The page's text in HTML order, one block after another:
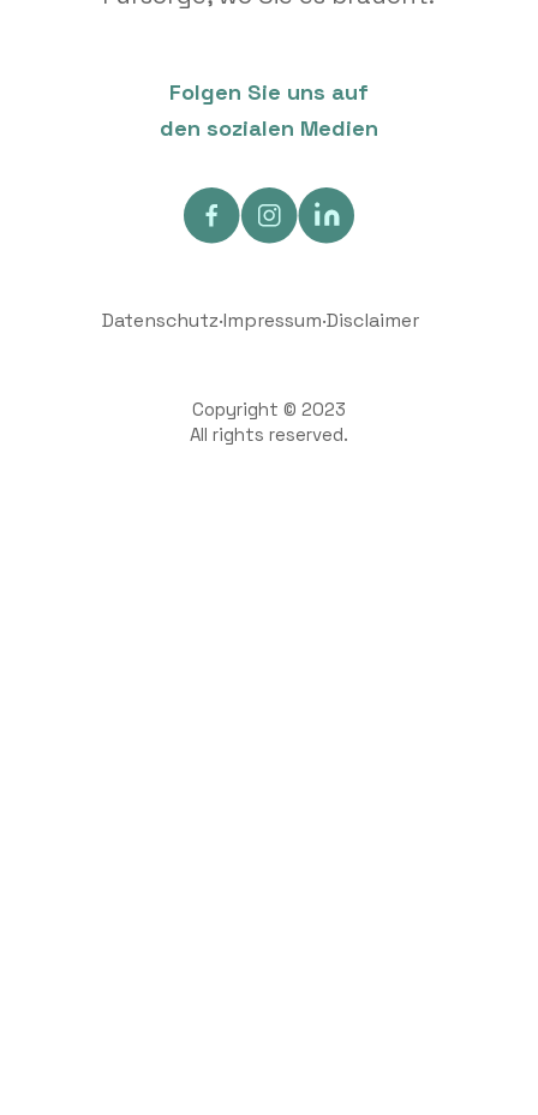
Folgen Sie uns auf
den sozialen Medien
Datenschutz·Impressum·Disclaimer
Copyright © 2023
All rights reserved.